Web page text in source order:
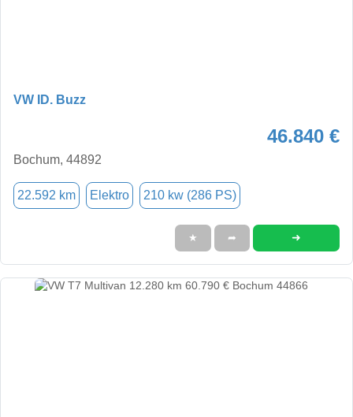
VW ID. Buzz
46.840 €
Bochum, 44892
22.592 km Elektro 210 kw (286 PS)
★ ➦ ➜